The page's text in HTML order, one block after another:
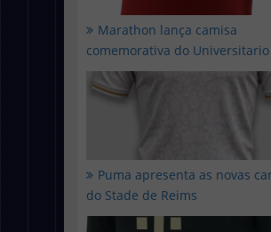
Marathon lança camisa
comemorativa do Universitario
Puma apresenta as novas
do Stade de Reims